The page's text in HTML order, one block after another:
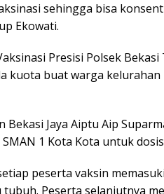
sehingga bisa
Ekowati.
Presisi Polsek
kuota buat warga kelurahan
Bekasi Jaya Aiptu Aip
1 Kota Kota untuk
peserta vaksin
Peserta selanjutnya